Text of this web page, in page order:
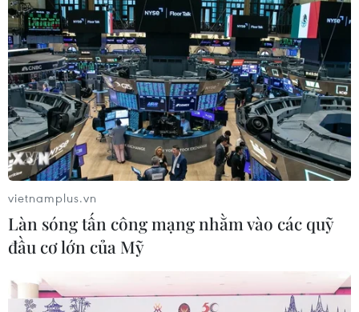
vietnamplus.vn
Làn sóng tấn công mạng nhằm vào các quỹ
đầu cơ lớn của Mỹ